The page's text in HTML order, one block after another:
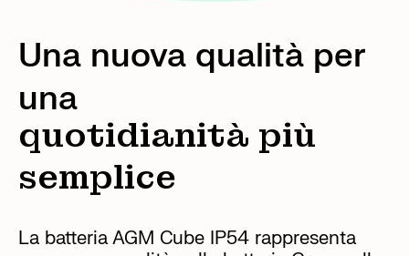
Una nuova qualità per
una
quotidianità più
semplice
La batteria AGM Cube IP54 rappresenta